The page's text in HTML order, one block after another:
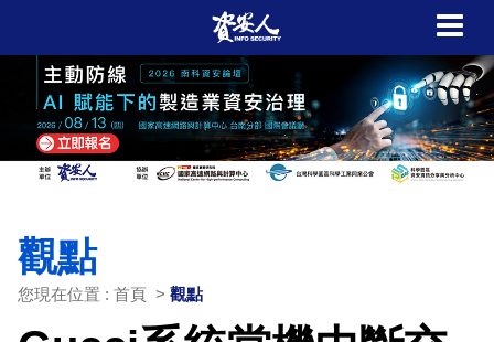
觀點
您現在位置 : 首頁 > 觀點